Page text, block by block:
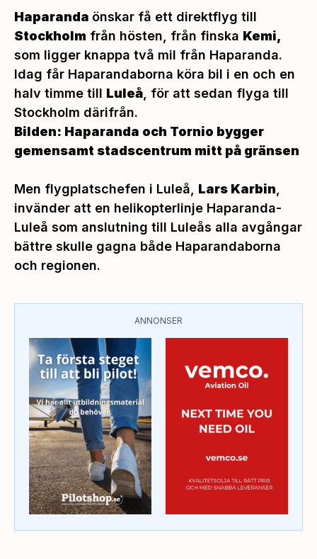
Haparanda önskar få ett direktflyg till
Stockholm från hösten, från finska Kemi,
som ligger knappa två mil från Haparanda.
Idag får Haparandaborna köra bil i en och en
halv timme till Luleå , för att sedan flyga till
Stockholm därifrån.
Bilden: Haparanda och Tornio bygger
gemensamt stadscentrum mitt på gränsen
Men flygplatschefen i Luleå, Lars Karbin
invänder att en helikopterlinje Haparanda-
Luleå som anslutning till Luleås alla avgångar
bättre skulle gagna både Haparandaborna
och regionen.
ANNONSER